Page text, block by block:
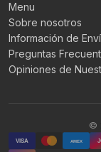
Menu
Sobre nosotros
Información de
Preguntas
Opiniones de
©
VISA AMEX